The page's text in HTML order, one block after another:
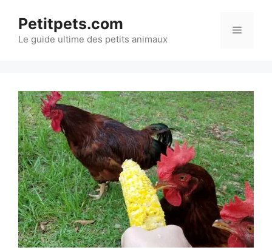
contenu
Petitpets.com
Le guide ultime des petits animaux
Menu